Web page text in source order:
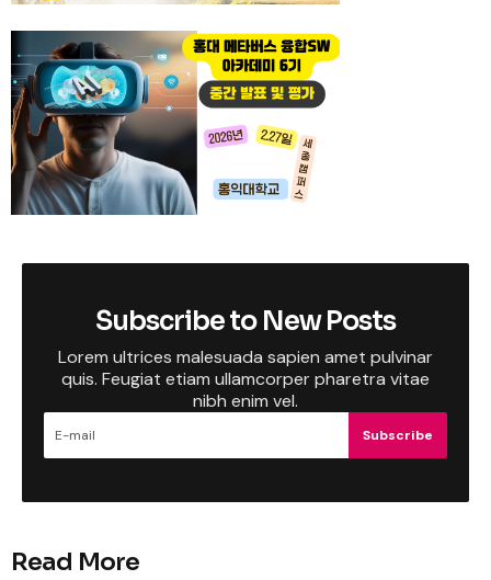
Subscribe to New Posts
Lorem ultrices malesuada sapien amet pulvinar
quis. Feugiat etiam ullamcorper pharetra vitae
nibh enim vel.
Subscribe
Read More